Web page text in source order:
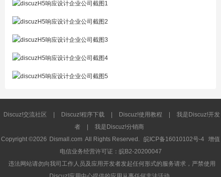
Discuz!交流社区 Discuz!程序下载 Discuz!使用教程
我是Discuz!开发
者
我是Discuz!分销商
Copyright ©2026 Dismall.com All Rights Reserved. 皖ICP备16010102号-4 增值
电信业务经营许可证：皖B2-20200047
违法网站请勿向我司工作人员及应用开发者发起任何形式的服务请求，严禁使用